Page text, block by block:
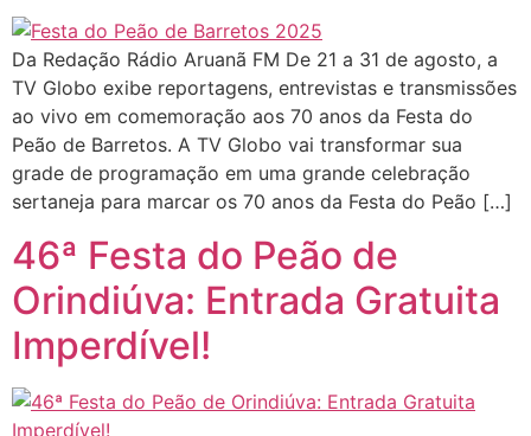
Da Redação Rádio Aruanã FM De 21 a 31 de agosto, a
TV Globo exibe reportagens, entrevistas e transmissões
ao vivo em comemoração aos 70 anos da Festa do
Peão de Barretos. A TV Globo vai transformar sua
grade de programação em uma grande celebração
sertaneja para marcar os 70 anos da Festa do Peão […]
46ª Festa do Peão de
Orindiúva: Entrada Gratuita
Imperdível!